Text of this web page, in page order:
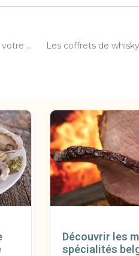
Comment trouver un bon traiteur pour votre événement festif en Isère ?
Découvrir les
spécialités